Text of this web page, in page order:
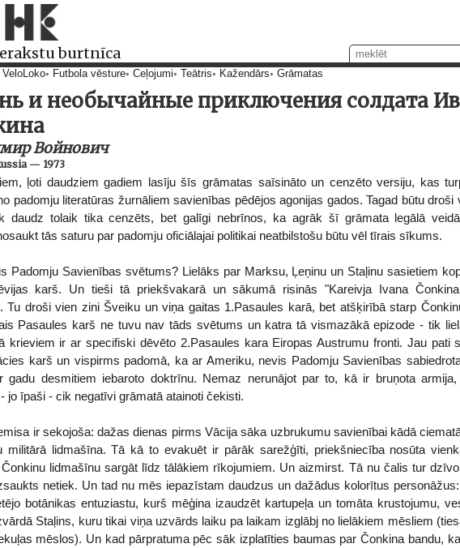
burtnīca
VeloLoko Futbola vēsture Ceļojumi Teātris Kažendārs Grāmatas
и необычайные приключения солдата
Войнович
— 1973
ļoti daudziem gadiem lasīju šīs grāmatas saīsināto un cenzēto versiju, kas
padomju literatūras žurnāliem savienības pēdējos agonijas gados. Tagad būtu droši
daudz tolaik tika cenzēts, bet galīgi nebrīnos, ka agrāk šī grāmata legālā
tās saturu par padomju oficiālajai politikai neatbilstošu būtu vēl tīrais sīkums.
Padomju Savienības svētums? Lielāks par Marksu, Ļeņinu un Staļinu sasietiem
karš. Un tieši tā priekšvakarā un sākumā risinās "Kareivja Ivana
Tu droši vien zini Šveiku un viņa gaitas 1.Pasaules karā, bet atšķirībā starp
Pasaules karš ne tuvu nav tāds svētums un katra tā vismazākā epizode - tik
krieviem ir ar specifiski dēvēto 2.Pasaules kara Eiropas Austrumu fronti. Jau pati
karš un vispirms padomā, ka ar Ameriku, nevis Padomju Savienības
gadu desmitiem iebaroto doktrīnu. Nemaz nerunājot par to, kā ir bruņota
jo īpaši - cik negatīvi grāmatā atainoti čekisti.
ir sekojoša: dažas dienas pirms Vācija sāka uzbrukumu savienībai kādā
militārā lidmašīna. Tā kā to evakuēt ir pārāk sarežģīti, priekšniecība nosūta
lidmašīnu sargāt līdz tālākiem rīkojumiem. Un aizmirst. Tā nu čalis tur
netiek. Un tad nu mēs iepazīstam daudzus un dažādus kolorītus
botānikas entuziastu, kurš mēģina izaudzēt kartupeļa un tomāta krustojumu,
Staļins, kuru tikai viņa uzvārds laiku pa laikam izglābj no lielākiem mēsliem
mēslos). Un kad pārpratuma pēc sāk izplatīties baumas par Čonkina bandu,